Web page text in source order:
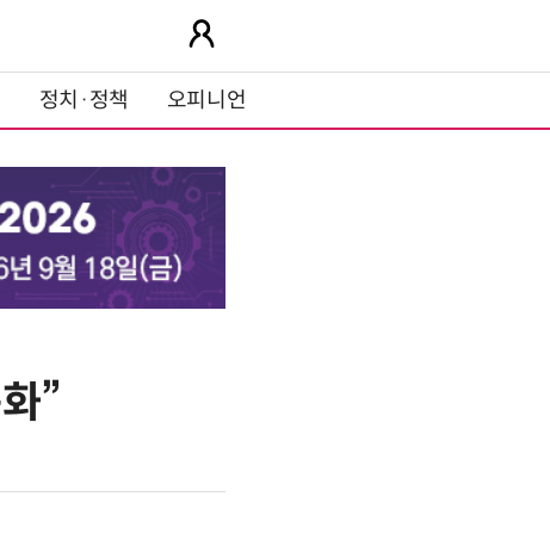
정치·정책 오피니언
”